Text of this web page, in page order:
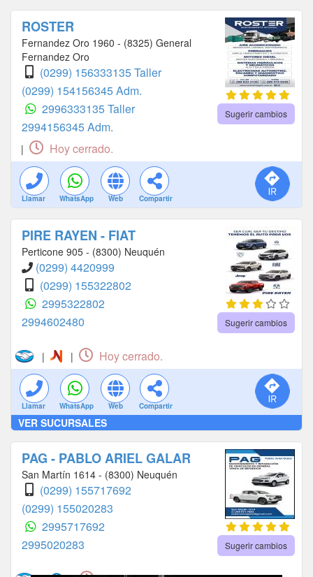
ROSTER
Fernandez Oro 1960 - (8325) General
Fernandez Oro
(0299) 156333135 Taller
(0299) 154156345 Adm.
2996333135 Taller
2994156345 Adm.
Sugerir cambios
| Hoy cerrado.
Llamar WhatsApp Web Compartir
PIRE RAYEN - FIAT
Perticone 905 - (8300) Neuquén
(0299) 4420999
(0299) 155322802
2995322802
2994602480
Sugerir cambios
| | Hoy cerrado.
Llamar WhatsApp Web Compartir
VER SUCURSALES
PAG - PABLO ARIEL GALAR
San Martín 1614 - (8300) Neuquén
(0299) 155717692
(0299) 155020283
2995717692
2995020283
Sugerir cambios